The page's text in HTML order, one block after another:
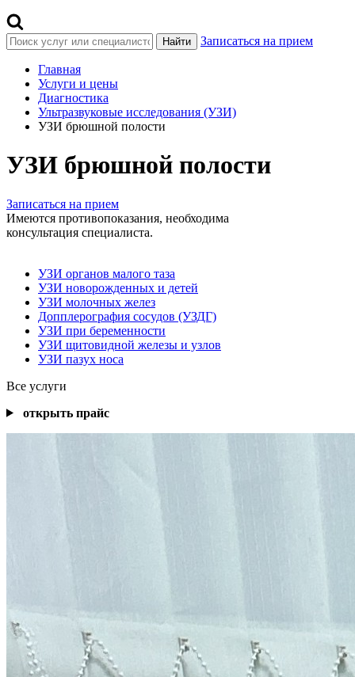
Найти Записаться на прием
Главная
Услуги и цены
Диагностика
Ультразвуковые исследования (УЗИ)
УЗИ брюшной полости
УЗИ брюшной полости
Записаться на прием
Имеются противопоказания, необходима
консультация специалиста.
УЗИ органов малого таза
УЗИ новорожденных и детей
УЗИ молочных желез
Допплерография сосудов (УЗДГ)
УЗИ при беременности
УЗИ щитовидной железы и узлов
УЗИ пазух носа
Все услуги
открыть прайс